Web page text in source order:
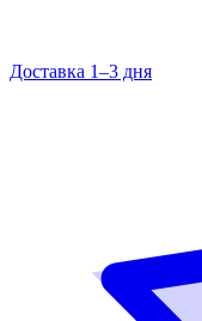
Доставка 1–3 дня